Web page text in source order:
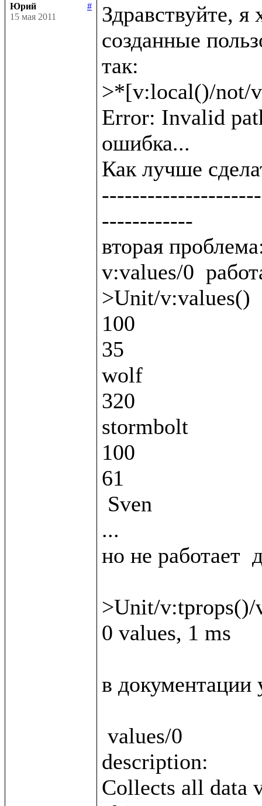
Юрий
#
15 мая 2011
Здравствуйте, я
созданные
так:
>*[v:local()/not/
Error: Invalid
ошибка...
Как лучше
------------
вторая
v:values/0
>Unit/v:values()
100
35
wolf
320
stormbolt
100
61
...
но не работает
>Unit/v:tprops()/
0 values, 1 ms
в документации
description:
Collects all data